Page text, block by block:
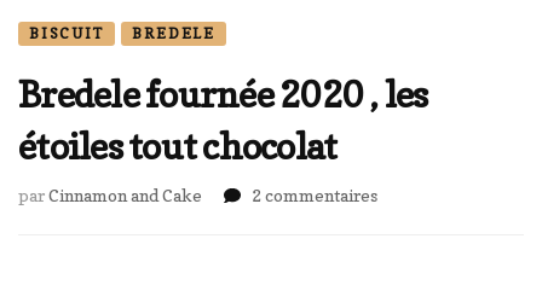
BISCUIT BREDELE
Bredele fournée 2020 , les
étoiles tout chocolat
parCinnamon and Cake 2 commentairessur